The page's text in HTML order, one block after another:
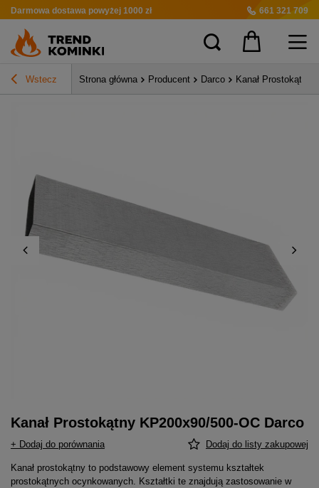
Darmowa dostawa powyżej 1000 zł 661 321 709
Wstecz Strona główna Producent Darco Kanał Prostokątny
Kanał Prostokątny KP200x90/500-OC Darco
+ Dodaj do porównania Dodaj do listy zakupowej
Kanał prostokątny to podstawowy element systemu kształtek
prostokątnych ocynkowanych. Kształtki te znajdują zastosowanie w